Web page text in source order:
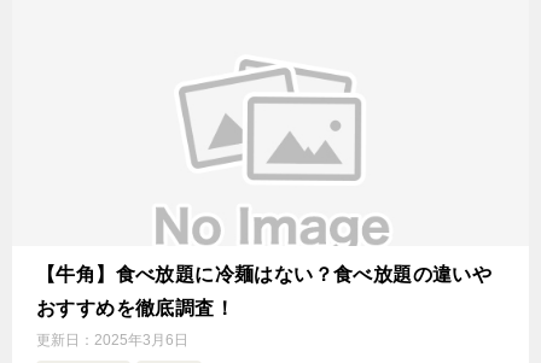
【牛角】食べ放題に冷麺はない？食べ放題の違いや
おすすめを徹底調査！
更新日： 2025年3月6日